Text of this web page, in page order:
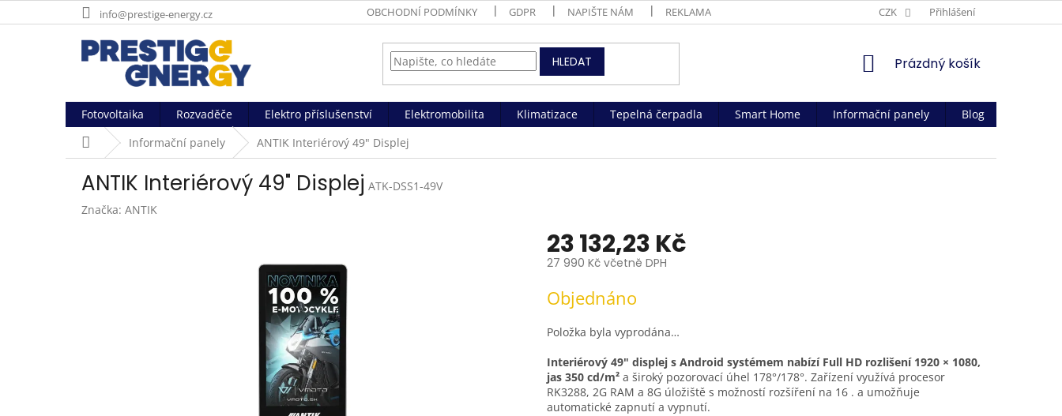
na
info@prestige-energy.cz OBCHODNÍ PODMÍNKY GDPR NAPIŠTE NÁM REKLAMAČNÍ PODMÍNKY CZK Přihlášení
HLEDAT
NÁKUPNÍ
Prázdný košík
Fotovoltaika Rozvaděče Elektro příslušenství Elektromobilita Klimatizace Tepelná čerpadla Smart Home Informační panely Blog
Domů Informační panely ANTIK Interiérový 49" Displej
ANTIK Interiérový 49" Displej ATK-DSS1-49V
Značka: ANTIK
23 132,23 Kč
27 990 Kč včetně DPH
cena:
Objednáno
Položka byla vyprodána…
Interiérový 49" displej s Android systémem nabízí Full HD rozlišení 1920 × 1080,
jas 350 cd/m² a široký pozorovací úhel 178°/178°. Zařízení využívá procesor
RK3288, 2G RAM a 8G úložiště s možností rozšíření na 16 . a umožňuje
automatické zapnutí a vypnutí.